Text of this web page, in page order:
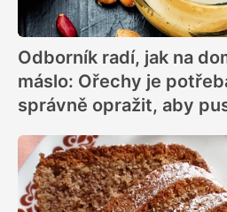
Odborník radí, jak na
máslo: Ořechy je
správně opražit, aby